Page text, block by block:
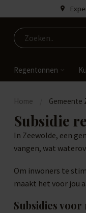
Regentonnen
Home Gemeente
Subsidie
In Zeewolde, een
vangen, wat
Om inwoners te
maakt het voor jou
Subsidies